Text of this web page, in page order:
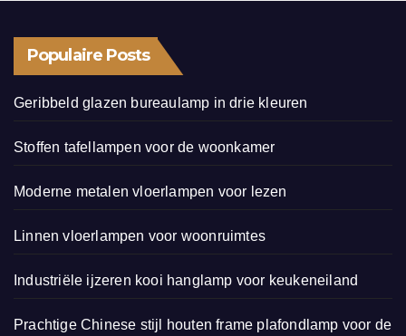
Populaire Posts
Geribbeld glazen bureaulamp in drie kleuren
Stoffen tafellampen voor de woonkamer
Moderne metalen vloerlampen voor lezen
Linnen vloerlampen voor woonruimtes
Industriële ijzeren kooi hanglamp voor keukeneiland
Prachtige Chinese stijl houten frame plafondlamp voor de